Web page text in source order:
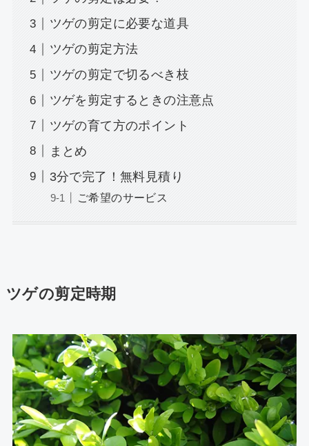
ツゲの剪定に必要な道具
ツゲの剪定方法
ツゲの剪定で切るべき枝
ツゲを剪定するときの注意点
ツゲの育て方のポイント
まとめ
3分で完了！無料見積り
ご希望のサービス
ツゲの剪定時期